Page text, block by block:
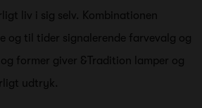
liv i sig selv. Kombinationen
og til tider signalerende farvevalg og
former giver &Tradition lamper og
udtryk.